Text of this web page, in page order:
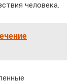
человека.